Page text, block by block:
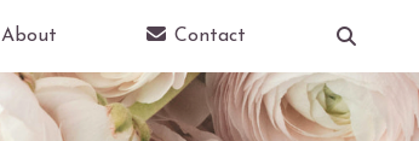
About Contact